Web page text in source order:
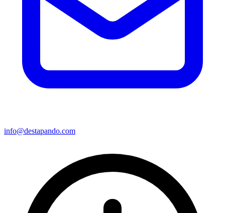
info@destapando.com